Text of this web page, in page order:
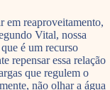
em reaproveitamento,
Vital, nossa
é um recurso
repensar essa relação
que regulem o
não olhar a água